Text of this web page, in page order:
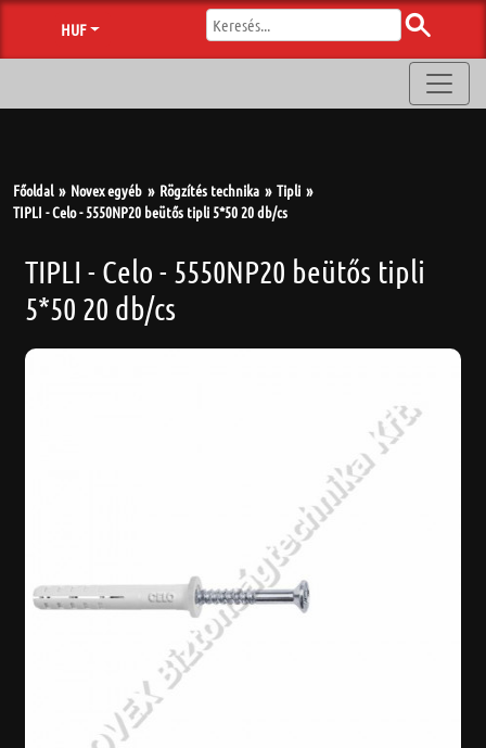
HUF
Főoldal Novex egyéb Rögzítés technika
Tipli
TIPLI - Celo - 5550NP20 beütős tipli 5*50 20 db/cs
TIPLI - Celo - 5550NP20 beütős tipli
5*50 20 db/cs